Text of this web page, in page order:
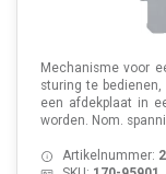
Mechanisme voor
sturing te
een afdekplaat in
worden. Nom.
Artikelnummer: